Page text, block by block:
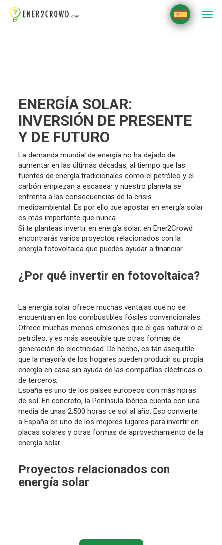
ENERGÍA SOLAR:
INVERSIÓN DE PRESENTE
Y DE FUTURO
La demanda mundial de energía no ha dejado de
aumentar en las últimas décadas, al tiempo que las
fuentes de energía tradicionales como el petróleo y el
carbón empiezan a escasear y nuestro planeta se
enfrenta a las consecuencias de la crisis
medioambiental. Es por ello que apostar en energía solar
es más importante que nunca.
Si te planteas invertir en energía solar, en Ener2Crowd
encontrarás varios proyectos relacionados con la
energía fotovoltaica que puedes ayudar a financiar.
¿Por qué invertir en fotovoltaica?
La energía solar ofrece muchas ventajas que no se
encuentran en los combustibles fósiles convencionales.
Ofrece muchas menos emisiones que el gas natural o el
petróleo, y es más asequible que otras formas de
generación de electricidad. De hecho, es tan asequible
que la mayoría de los hogares pueden producir su propia
energía en casa sin ayuda de las compañías eléctricas o
de terceros.
España es uno de los países europeos con más horas
de sol. En concreto, la Península Ibérica cuenta con una
media de unas 2.500 horas de sol al año. Eso convierte
a España en uno de los mejores lugares para invertir en
placas solares y otras formas de aprovechamiento de la
energía solar.
Proyectos relacionados con
energía solar